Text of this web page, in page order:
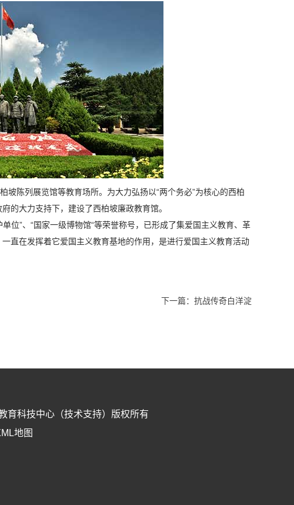
陈列展览馆等教育场所。为大力弘扬以“两个务必”为核心的西柏
的大力支持下，建设了西柏坡廉政教育馆。
位”、“国家一级博物馆“等荣誉称号，已形成了集爱国主义教育、革
直在发挥着它爱国主义教育基地的作用，是进行爱国主义教育活动
下一篇： 抗战传奇白洋淀
育科技中心（技术支持）版权所有
地图